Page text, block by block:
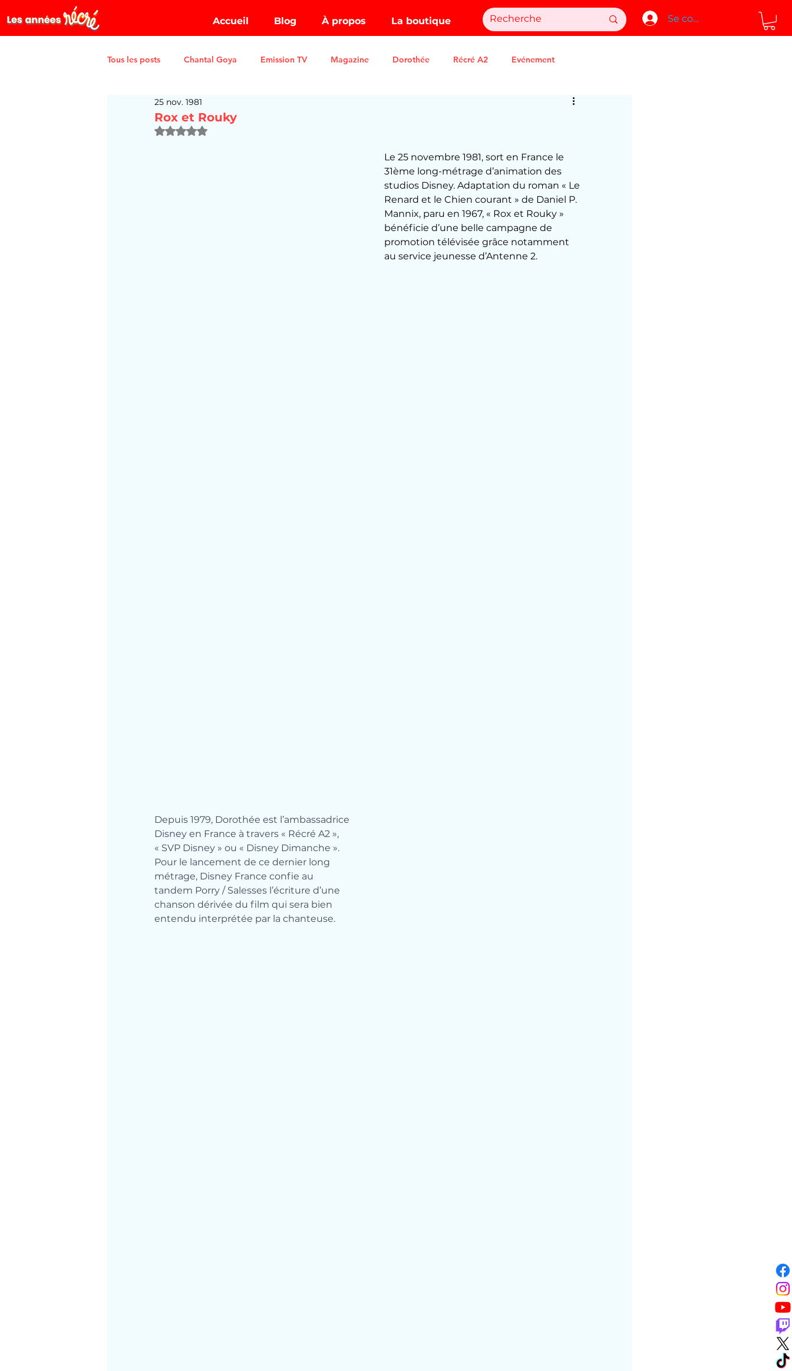
Accueil Blog À propos La boutique Se connecter
Tous les posts Chantal Goya Emission TV Magazine Dorothée Récré A2 Evénement
Rox et Rouky
25 nov. 1981
Noté NaN étoiles sur 5.
Le 25 novembre 1981, sort en France le
31ème long-métrage d’animation des
studios Disney. Adaptation du roman « Le
Renard et le Chien courant » de Daniel P.
Mannix, paru en 1967, « Rox et Rouky »
bénéficie d’une belle campagne de
promotion télévisée grâce notamment
au service jeunesse d’Antenne 2.
Depuis 1979, Dorothée est l’ambassadrice
Disney en France à travers « Récré A2 »,
« SVP Disney » ou « Disney Dimanche ».
Pour le lancement de ce dernier long
métrage, Disney France confie au
tandem Porry / Salesses l’écriture d’une
chanson dérivée du film qui sera bien
entendu interprétée par la chanteuse.